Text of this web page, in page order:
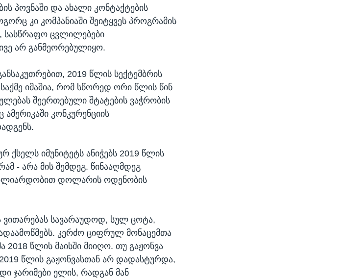
პოვნაში და ახალი კონტაქტების
კი კომპანიაში შეიტყვეს პროგრამის
სასწრაფო ცვლილებები
არ განმეორებულიყო.
2019 წლის სექტემბრის
იმაშია, რომ სწორედ ორი წლის წინ
შეერთებული შტატების ვაჭრობის
კონკურენციის
იმუნიტეტს ანიჭებს 2019 წლის
- არა მის შემდეგ. წინააღმდეგ
მილიარდობით დოლარის ოდენობის
ვითარებას სავარაუდოდ, სულ ცოტა,
კერძო ციფრულ მონაცემთა
2018 წლის მაისში მიიღო. თუ გაჟონვა
წლის გაჟონვასთან არ დადასტურდა,
ჯარიმები ელის, რადგან მან